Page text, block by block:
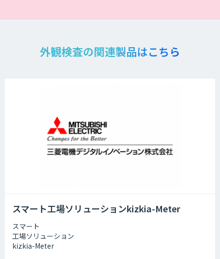
外観検査の関連製品はこちら
スマート工場ソリューションkizkia-Meter
スマート
工場ソリューション
kizkia-Meter